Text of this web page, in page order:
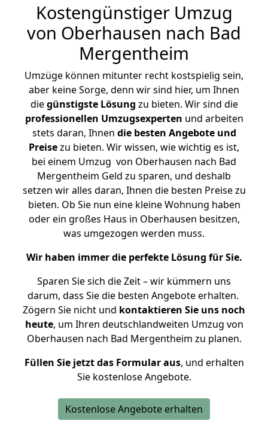
Kostengünstiger Umzug
von Oberhausen nach Bad
Mergentheim
Umzüge können mitunter recht kostspielig sein,
aber keine Sorge, denn wir sind hier, um Ihnen
diegünstigste Lösung zu bieten. Wir sind die
professionellen Umzugsexperten und arbeiten
stets daran, Ihnen die besten Angebote und
Preisezu bieten. Wir wissen, wie wichtig es ist,
bei einem Umzug von Oberhausen nach Bad
Mergentheim Geld zu sparen, und deshalb
setzen wir alles daran, Ihnen die besten Preise zu
bieten. Ob Sie nun eine kleine Wohnung haben
oder ein großes Haus in Oberhausen besitzen,
was umgezogen werden muss.
Wir haben immer die perfekte Lösung für Sie.
Sparen Sie sich die Zeit – wir kümmern uns
darum, dass Sie die besten Angebote erhalten.
Zögern Sie nicht und kontaktieren Sie uns noch
heute, um Ihren deutschlandweiten Umzug von
Oberhausen nach Bad Mergentheim zu planen.
Füllen Sie jetzt das Formular aus, und erhalten
Sie kostenlose Angebote.
Kostenlose Angebote erhalten